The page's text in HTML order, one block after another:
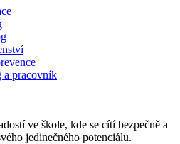
a pracovník
ve škole, kde se cítí bezpečně a
jedinečného potenciálu.